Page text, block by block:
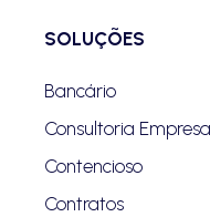
SOLUÇÕES
Bancário
Consultoria
Contencioso
Contratos